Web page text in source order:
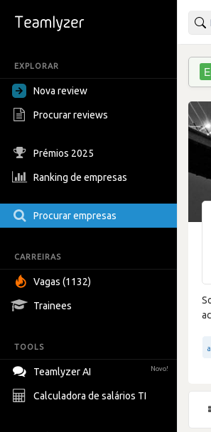
EXPLORAR
Nova review
Procurar reviews
Prémios 2025
Ranking de empresas
Procurar empresas
CARREIRAS
Vagas (1132)
Trainees
TOOLS
Teamlyzer AI Novo!
Calculadora de salários TI